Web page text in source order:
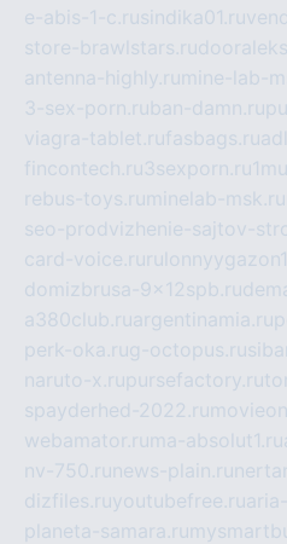
e-abis-1-c.rusindika01.ru
store-brawlstars.ru
antenna-highly.ru mine-lab-
3-sex-porn.ruban-damn.ru
viagra-tablet.rufasbags.ru
fincontech.ru3sexporn.ru
rebus-toys.ru minelab-msk.ru
seo-prodvizhenie-sajtov-
card-voice.ru
domizbrusa-9x12spb.ru
a380club.ruargentinamia.ru
perk-oka.rug-octopus.ru
naruto-x.rupursefactory.ru
spayderhed-2022.ru
webamator.ru ma-absolut1.ru
nv-750.ru news-plain.ru
dizfiles.ruyoutubefree.ru
planeta-samara.ru